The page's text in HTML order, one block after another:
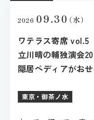
2026 09.30（水）
ワテラス寄席 vol.5
立川晴の輔独演会
隠居ペディアがお
東京・御茶ノ水